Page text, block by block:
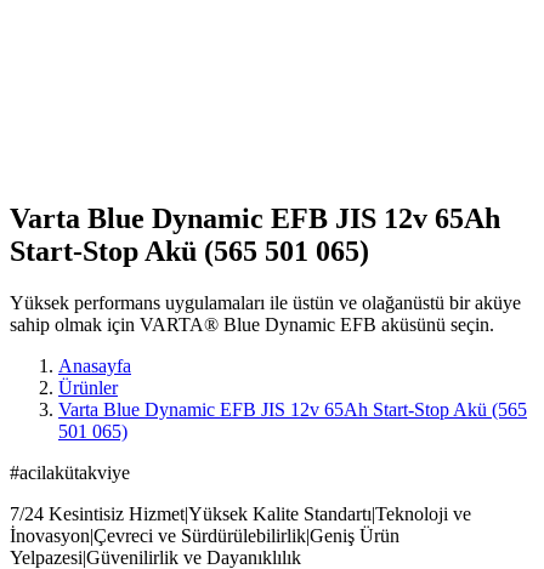
Varta Blue Dynamic EFB JIS 12v 65Ah
Start-Stop Akü (565 501 065)
Yüksek performans uygulamaları ile üstün ve olağanüstü bir aküye
sahip olmak için VARTA® Blue Dynamic EFB aküsünü seçin.
Anasayfa
Ürünler
Varta Blue Dynamic EFB JIS 12v 65Ah Start-Stop Akü (565
501 065)
#acilakütakviye
7/24 Kesintisiz Hizmet|Yüksek Kalite Standartı|Teknoloji ve
İnovasyon|Çevreci ve Sürdürülebilirlik|Geniş Ürün
Yelpazesi|Güvenilirlik ve Dayanıklılık